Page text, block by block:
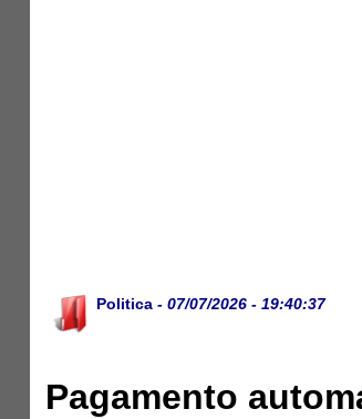
Politica - 07/07/2026 - 19:40:37
Pagamento